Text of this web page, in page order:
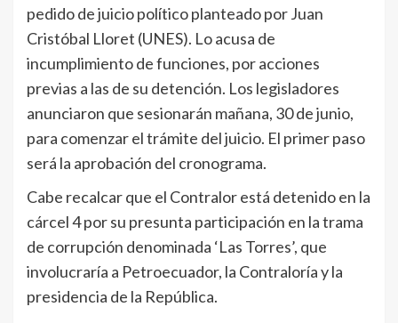
pedido de juicio político planteado por Juan
Cristóbal Lloret (UNES). Lo acusa de
incumplimiento de funciones, por acciones
previas a las de su detención. Los legisladores
anunciaron que sesionarán mañana, 30 de junio,
para comenzar el trámite del juicio. El primer paso
será la aprobación del cronograma.
Cabe recalcar que el Contralor está detenido en la
cárcel 4 por su presunta participación en la trama
de corrupción denominada ‘Las Torres’, que
involucraría a Petroecuador, la Contraloría y la
presidencia de la República.